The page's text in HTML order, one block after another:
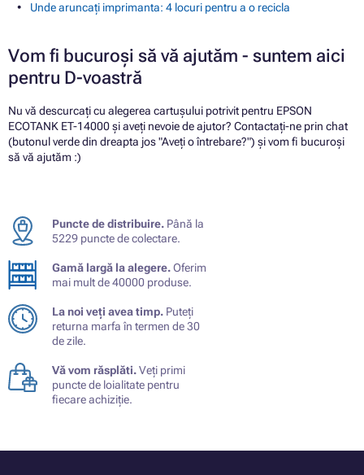
Unde aruncați imprimanta: 4 locuri pentru a o recicla
Vom fi bucuroși să vă ajutăm - suntem aici
pentru D-voastră
Nu vă descurcați cu alegerea cartușului potrivit pentru EPSON
ECOTANK ET-14000 și aveți nevoie de ajutor? Contactați-ne prin chat
(butonul verde din dreapta jos "Aveți o întrebare?") și vom fi bucuroși
să vă ajutăm :)
Puncte de distribuire. Până la
5229 puncte de colectare.
Gamă largă la alegere.Oferim
mai mult de 40000 produse.
La noi veți avea timp. Puteți
returna marfa în termen de 30
de zile.
Vă vom răsplăti.Veți primi
puncte de loialitate pentru
fiecare achiziție.